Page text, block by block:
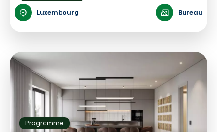
Luxembourg Bureau
Programme